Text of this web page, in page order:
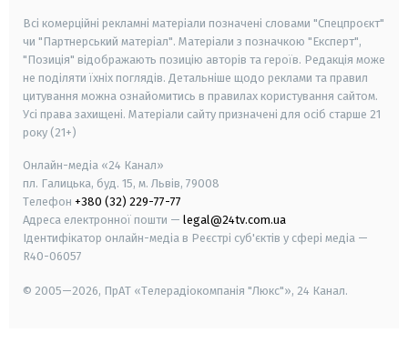
Всі комерційні рекламні матеріали позначені словами "Спецпроєкт"
чи "Партнерський матеріал". Матеріали з позначкою "Експерт",
"Позиція" відображають позицію авторів та героїв. Редакція може
не поділяти їхніх поглядів. Детальніше щодо реклами та правил
цитування можна ознайомитись в правилах користування сайтом.
Усі права захищені. Матеріали сайту призначені для осіб старше 21
року (21+)
Онлайн-медіа «24 Канал»
пл. Галицька, буд. 15, м. Львів, 79008
Телефон +380 (32) 229-77-77
Адреса електронної пошти — legal@24tv.com.ua
Ідентифікатор онлайн-медіа в Реєстрі суб'єктів у сфері медіа —
R40-06057
© 2005—2026, ПрАТ «Телерадіокомпанія "Люкс"», 24 Канал.